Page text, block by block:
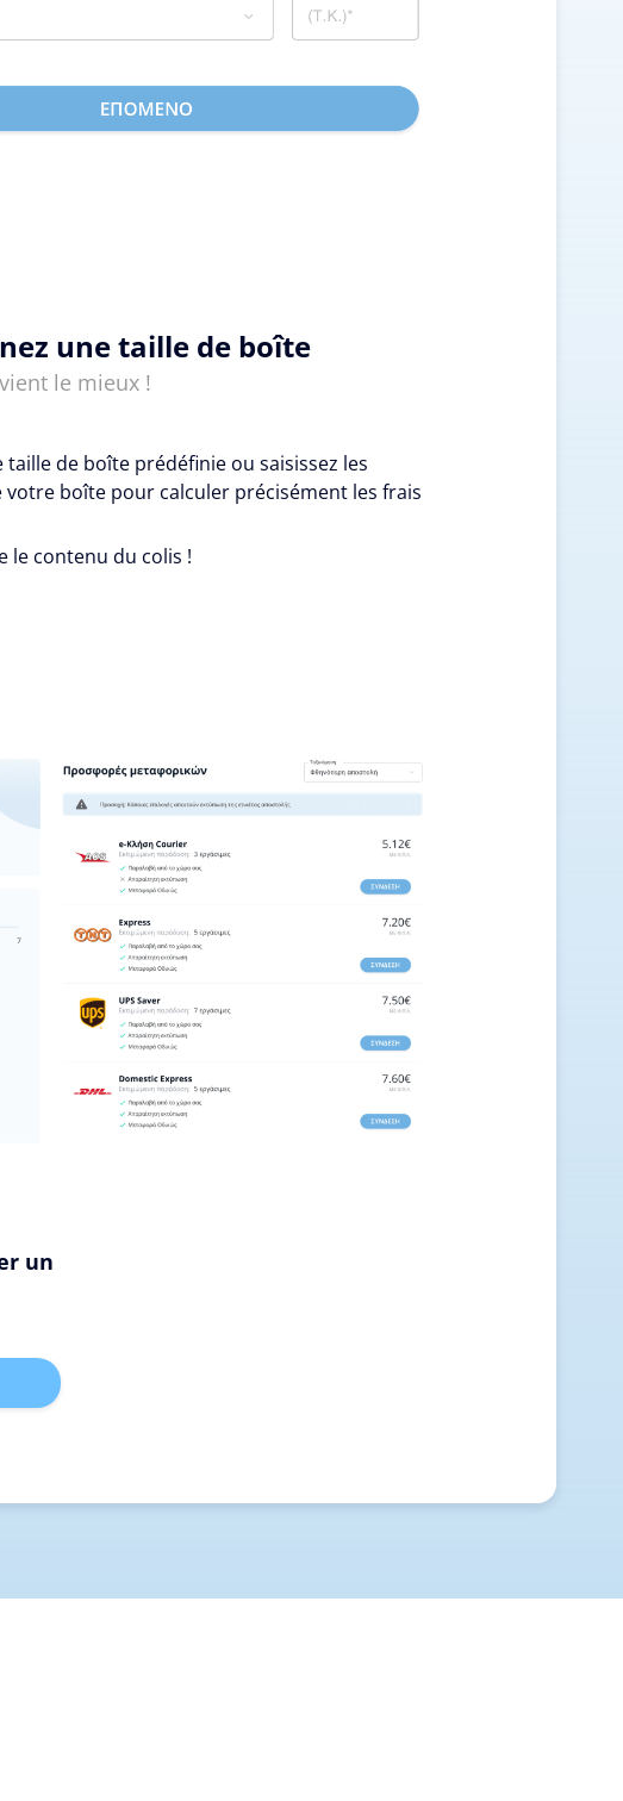
une taille de boîte
le mieux !
taille de boîte prédéfinie ou saisissez les
votre boîte pour calculer précisément les frais
le contenu du colis !
un